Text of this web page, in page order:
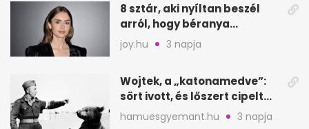
8 sztár, aki nyíltan beszél
arról, hogy béranya
segítette a családalapítást
joy.hu 3 napja
Wojtek, a „katonamedve”:
sört ivott, és lőszert cipelt
Monte Cassinónál
hamuesgyemant.hu 3 napja